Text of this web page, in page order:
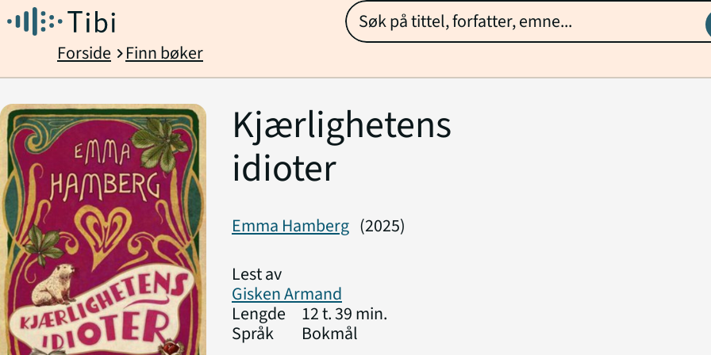
Forside chevron_rightFinn bøker
Kjærlighetens
idioter
Emma Hamberg (2025)
Lest av
Gisken Armand
Lengde 12 t. 39 min.
Språk Bokmål